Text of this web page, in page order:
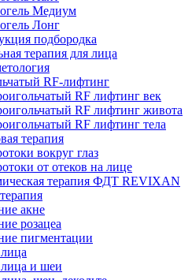
Медиум
Лонг
подбородка
терапия для лица
RF-лифтинг
RF лифтинг век
RF лифтинг живота
RF лифтинг тела
терапия
вокруг глаз
от отеков на лице
терапия ФДТ REVIXAN
акне
розацеа
пигментации
и шеи